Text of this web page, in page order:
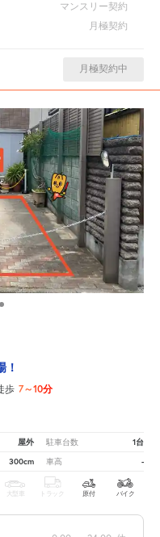
マンスリー契約
月極契約
月極契約中
！
歩 7～10分
屋外 駐車台数 1台
300cm 車高 -
大型車 トラック 原付 バイク